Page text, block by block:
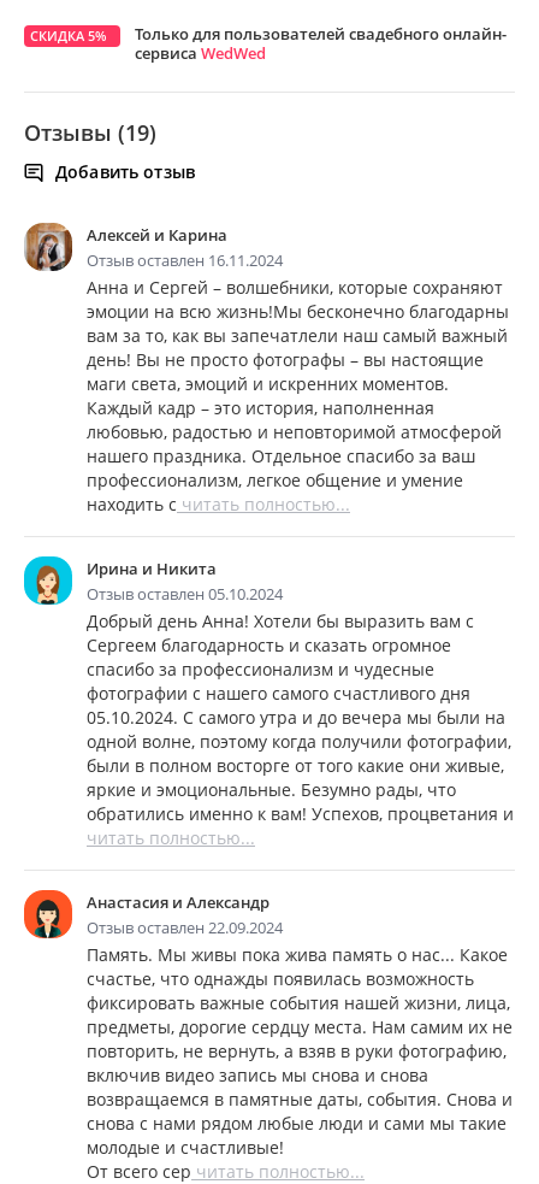
СКИДКА 5%
Только для пользователей свадебного онлайн-
сервиса WedWed
Отзывы (19)
Добавить отзыв
Алексей и Карина
Отзыв оставлен 16.11.2024
Анна и Сергей – волшебники, которые сохраняют
эмоции на всю жизнь!Мы бесконечно благодарны
вам за то, как вы запечатлели наш самый важный
день! Вы не просто фотографы – вы настоящие
маги света, эмоций и искренних моментов.
Каждый кадр – это история, наполненная
любовью, радостью и неповторимой атмосферой
нашего праздника. Отдельное спасибо за ваш
профессионализм, легкое общение и умение
находить с читать полностью...
Ирина и Никита
Отзыв оставлен 05.10.2024
Добрый день Анна! Хотели бы выразить вам с
Сергеем благодарность и сказать огромное
спасибо за профессионализм и чудесные
фотографии с нашего самого счастливого дня
05.10.2024. С самого утра и до вечера мы были на
одной волне, поэтому когда получили фотографии,
были в полном восторге от того какие они живые,
яркие и эмоциональные. Безумно рады, что
обратились именно к вам! Успехов, процветания и
читать полностью...
Анастасия и Александр
Отзыв оставлен 22.09.2024
Память. Мы живы пока жива память о нас... Какое
счастье, что однажды появилась возможность
фиксировать важные события нашей жизни, лица,
предметы, дорогие сердцу места. Нам самим их не
повторить, не вернуть, а взяв в руки фотографию,
включив видео запись мы снова и снова
возвращаемся в памятные даты, события. Снова и
снова с нами рядом любые люди и сами мы такие
молодые и счастливые!
От всего сер читать полностью...